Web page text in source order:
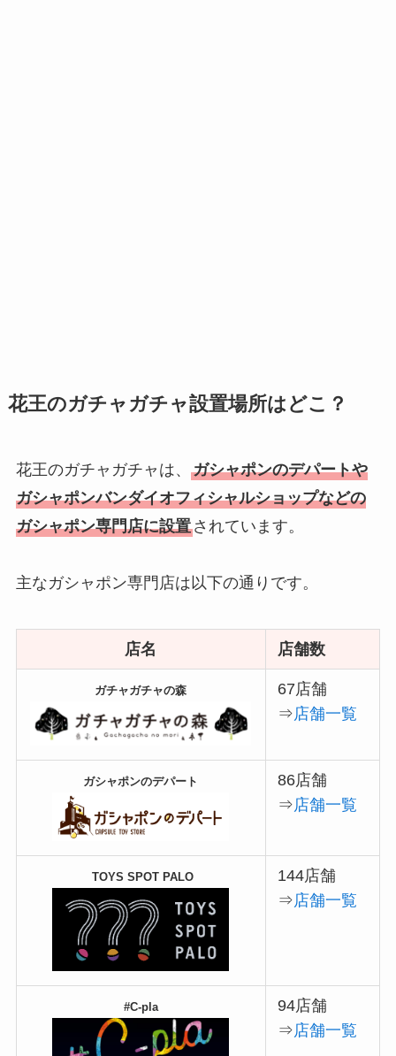
花王のガチャガチャ設置場所はどこ？
花王のガチャガチャは、 ガシャポンのデパートや
ガシャポンバンダイオフィシャルショップなどの
ガシャポン専門店に設置されています。
主なガシャポン専門店は以下の通りです。
店名 店舗数
ガチャガチャの森
67店舗
⇒店舗一覧
ガシャポンのデパート
86店舗
⇒店舗一覧
TOYS SPOT PALO
144店舗
⇒店舗一覧
#C-pla
94店舗
⇒店舗一覧